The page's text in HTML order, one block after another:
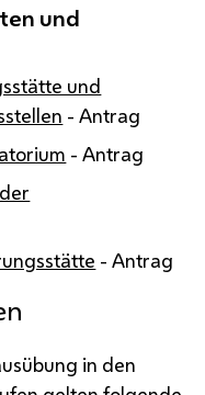
und
und
- Antrag
- Antrag
- Antrag
in den